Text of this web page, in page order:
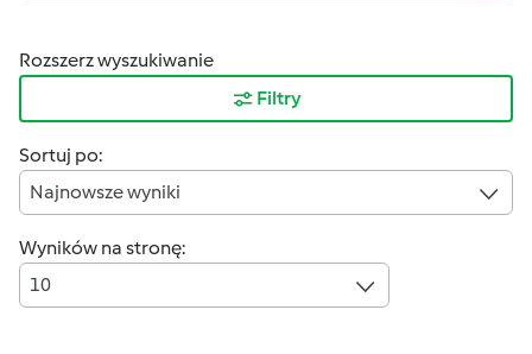
Rozszerz wyszukiwanie
Filtry
Sortuj po:
Najnowsze wyniki
Wyników na stronę:
10